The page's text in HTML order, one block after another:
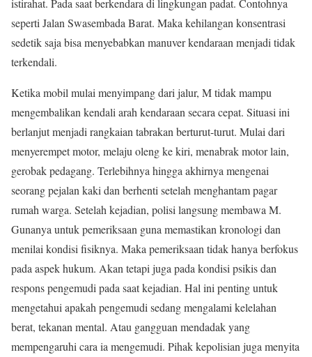
istirahat. Pada saat berkendara di lingkungan padat. Contohnya
seperti Jalan Swasembada Barat. Maka kehilangan konsentrasi
sedetik saja bisa menyebabkan manuver kendaraan menjadi tidak
terkendali.
Ketika mobil mulai menyimpang dari jalur, M tidak mampu
mengembalikan kendali arah kendaraan secara cepat. Situasi ini
berlanjut menjadi rangkaian tabrakan berturut-turut. Mulai dari
menyerempet motor, melaju oleng ke kiri, menabrak motor lain,
gerobak pedagang. Terlebihnya hingga akhirnya mengenai
seorang pejalan kaki dan berhenti setelah menghantam pagar
rumah warga. Setelah kejadian, polisi langsung membawa M.
Gunanya untuk pemeriksaan guna memastikan kronologi dan
menilai kondisi fisiknya. Maka pemeriksaan tidak hanya berfokus
pada aspek hukum. Akan tetapi juga pada kondisi psikis dan
respons pengemudi pada saat kejadian. Hal ini penting untuk
mengetahui apakah pengemudi sedang mengalami kelelahan
berat, tekanan mental. Atau gangguan mendadak yang
mempengaruhi cara ia mengemudi. Pihak kepolisian juga menyita